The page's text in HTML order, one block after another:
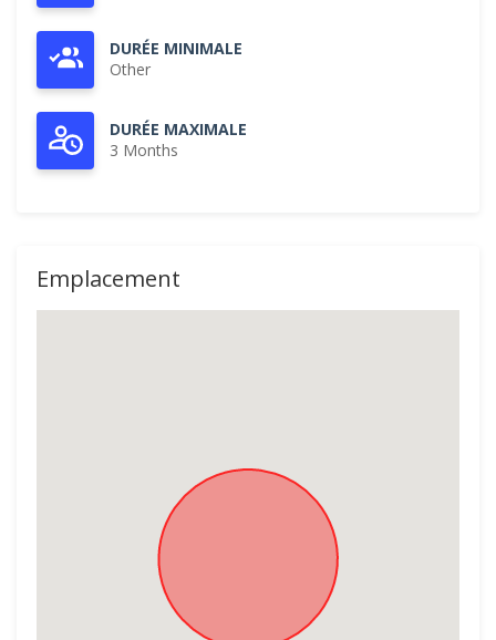
DURÉE MINIMALE
Other
DURÉE MAXIMALE
3 Months
Emplacement